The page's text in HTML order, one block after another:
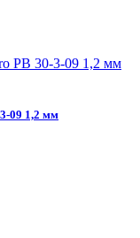
09 1,2 мм